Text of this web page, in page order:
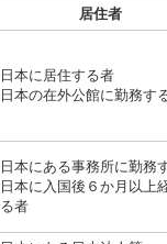
居住者
本に居住する者
本の在外公館に勤務す
本にある事務所に勤務
本に入国後６か月以上
者